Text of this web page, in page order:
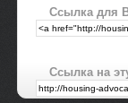
Ссылка для
Ссылка на